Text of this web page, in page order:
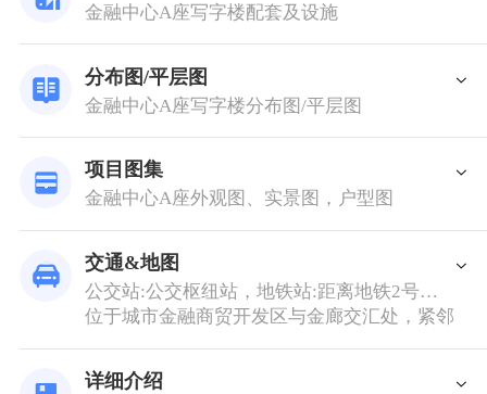
金融中心A座写字楼配套及设施
分布图/平层图
金融中心A座写字楼分布图/平层图
项目图集
金融中心A座外观图、实景图，户型图
交通&地图
公交站:公交枢纽站，地铁站:距离地铁2号线金融中心站594米,距离地铁2号线沈阳北站站589米,距离地铁4号线一期沈阳北站站609米
位于城市金融商贸开发区与金廊交汇处，紧邻沈
详细介绍